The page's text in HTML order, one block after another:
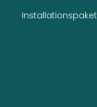
Installationspaket